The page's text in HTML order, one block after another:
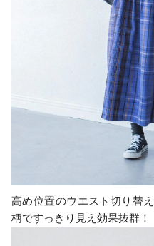
高め位置のウエスト切り替
柄ですっきり見え効果抜群！